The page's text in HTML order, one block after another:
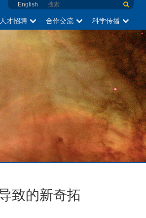
人才招聘 合作交流 科学传播
English
致的新奇拓